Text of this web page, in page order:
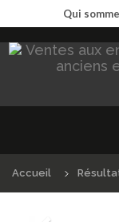
Qui
Accueil